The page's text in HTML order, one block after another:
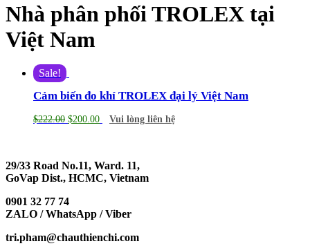
Nhà phân phối TROLEX tại
Việt Nam
Sale!
Cảm biến đo khí TROLEX đại lý Việt Nam
$222.00 $200.00 Vui lòng liên hệ
29/33 Road No.11, Ward. 11,
GoVap Dist., HCMC, Vietnam
0901 32 77 74
ZALO / WhatsApp / Viber
tri.pham@chauthienchi.com